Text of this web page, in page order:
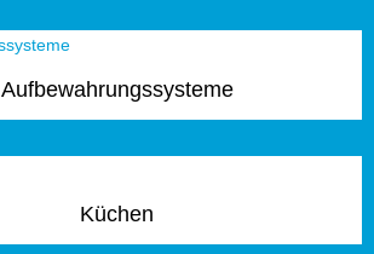
Aufbewahrungssysteme
Küchen